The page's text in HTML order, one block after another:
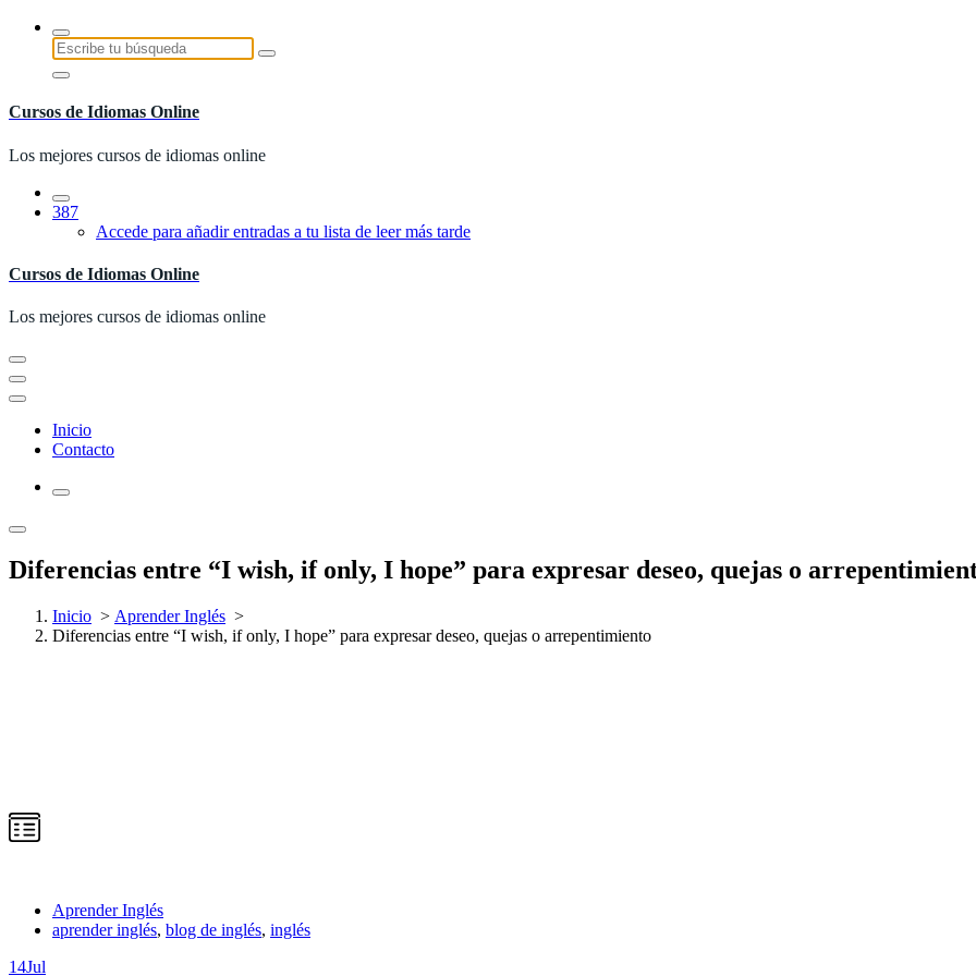
Saltar
contenido
Buscar:
Cursos de Idiomas Online
Los mejores cursos de idiomas online
387
Accede para añadir entradas a tu lista de leer más tarde
Cursos de Idiomas Online
Los mejores cursos de idiomas online
Inicio
Contacto
Diferencias entre “I wish, if only, I hope” para expresar deseo, quejas o
Inicio > Aprender Inglés >
Diferencias entre “I wish, if only, I hope” para expresar deseo, quejas o arrepentimiento
Aprender Inglés
aprender inglés, blog de inglés, inglés
14Jul